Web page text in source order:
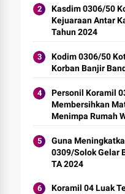
Kasdim 0306/50
Kejuaraan Antar
Tahun 2024
Kodim 0306/50
Korban Banjir
Personil Koramil
Membersihkan
Menimpa Rumah
Guna
0309/Solok Gelar
TA 2024
Koramil 04 Luak